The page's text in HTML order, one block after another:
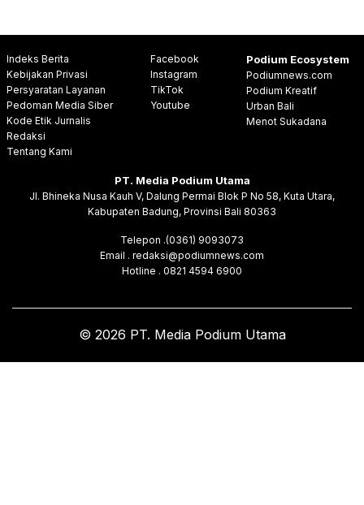
Indeks Berita
Kebijakan Privasi
Persyaratan Layanan
Pedoman Media Siber
Kode Etik Jurnalis
Redaksi
Tentang Kami
Facebook
Instagram
TikTok
Youtube
Podium Ecosystem
Podiumnews.com
Podium Kreatif
Urban Bali
Menot Sukadana
PT. Media Podium Utama
Jl. Bhineka Nusa Kauh V, Dalung Permai Blok P No 58, Kuta Utara,
Kabupaten Badung, Provinsi Bali 80363
Telepon .(0361) 9093073
Email . redaksi@podiumnews.com
Hotline . 0821 4594 6900
© 2026 PT. Media Podium Utama